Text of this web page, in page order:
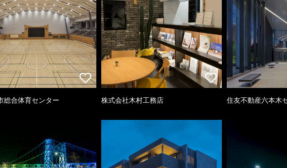
総合体育センター 株式会社木村工務店 住友不動産六本木